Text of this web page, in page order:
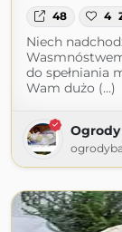
48 4
Niech
do spełniania
Wam dużo (...)